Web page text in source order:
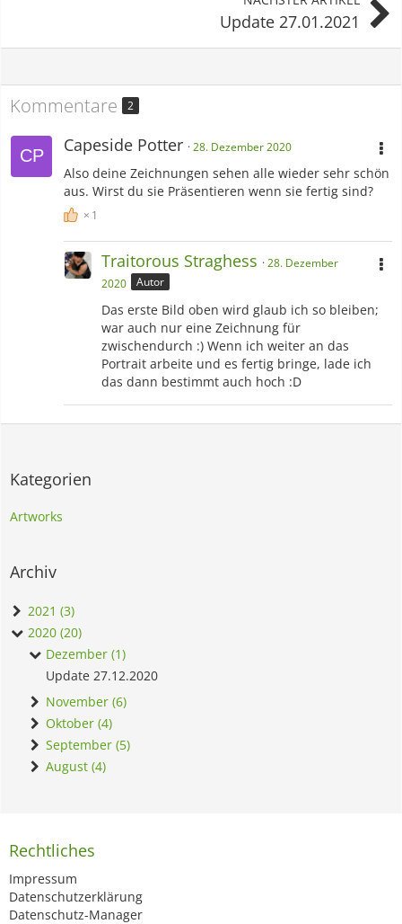
Update 27.01.2021
Kommentare 2
Capeside Potter 28. Dezember 2020
Also deine Zeichnungen sehen alle wieder sehr schön
aus. Wirst du sie Präsentieren wenn sie fertig sind?
1
Traitorous Straghess
28. Dezember
2020
Autor
Das erste Bild oben wird glaub ich so bleiben;
war auch nur eine Zeichnung für
zwischendurch :) Wenn ich weiter an das
Portrait arbeite und es fertig bringe, lade ich
das dann bestimmt auch hoch :D
Kategorien
Artworks
Archiv
2021 (3)
2020 (20)
Dezember (1)
Update 27.12.2020
November (6)
Oktober (4)
September (5)
August (4)
Rechtliches
Impressum
Datenschutzerklärung
Datenschutz-Manager